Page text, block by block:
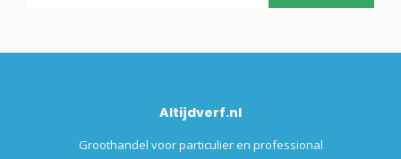
Altijdverf.nl
Groothandel voor particulier en professional